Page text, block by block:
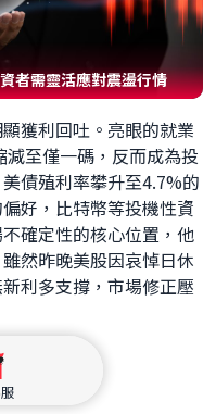
者需靈活應對震盪行情
獲利回吐。亮眼的就業
至僅一碼，反而成為投
債殖利率攀升至4.7%的
好，比特幣等投機性資
確定性的核心位置，他
然昨晚美股因哀悼日休
利多支撐，市場修正壓